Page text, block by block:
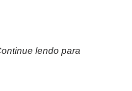
lendo para